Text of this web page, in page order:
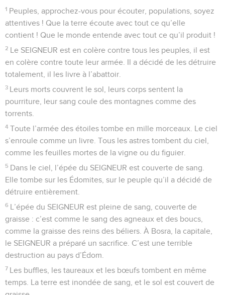
1 Peuples, approchez-vous pour écouter, populations, soyez
attentives ! Que la terre écoute avec tout ce qu’elle
contient ! Que le monde entende avec tout ce qu’il produit !
2 Le SEIGNEUR est en colère contre tous les peuples, il est
en colère contre toute leur armée. Il a décidé de les détruire
totalement, il les livre à l’abattoir.
3 Leurs morts couvrent le sol, leurs corps sentent la
pourriture, leur sang coule des montagnes comme des
torrents.
4 Toute l’armée des étoiles tombe en mille morceaux. Le ciel
s’enroule comme un livre. Tous les astres tombent du ciel,
comme les feuilles mortes de la vigne ou du figuier.
5 Dans le ciel, l’épée du SEIGNEUR est couverte de sang.
Elle tombe sur les Édomites, sur le peuple qu’il a décidé de
détruire entièrement.
6 L’épée du SEIGNEUR est pleine de sang, couverte de
graisse : c’est comme le sang des agneaux et des boucs,
comme la graisse des reins des béliers. À Bosra, la capitale,
le SEIGNEUR a préparé un sacrifice. C’est une terrible
destruction au pays d’Édom.
7 Les buffles, les taureaux et les bœufs tombent en même
temps. La terre est inondée de sang, et le sol est couvert de